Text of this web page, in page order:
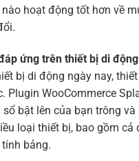
hoạt động tốt hơn về
ứng trên thiết bị di
bị di động ngày nay,
Plugin WooCommerce
sổ bật lên của bạn trông
loại thiết bị, bao gồm cả
bảng.